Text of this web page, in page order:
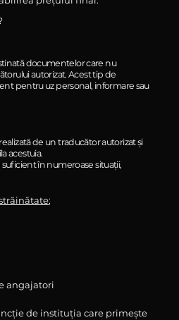
documentelor care nu
autorizat. Acest tip de
pentru uz personal, informare sau
de un traducător autorizat și
acestuia.
în numeroase situații,
;
angajatori
de instituția care primește